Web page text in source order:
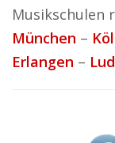
Musikschulen
München –
Erlangen –